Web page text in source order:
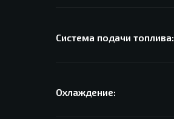
Система подачи топлива:
Охлаждение: